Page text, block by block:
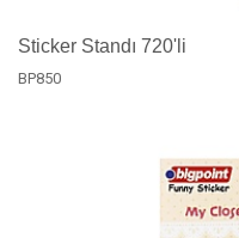
Sticker Standı 720'li
BP850